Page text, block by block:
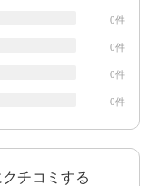
0件
0件
0件
0件
チコミする